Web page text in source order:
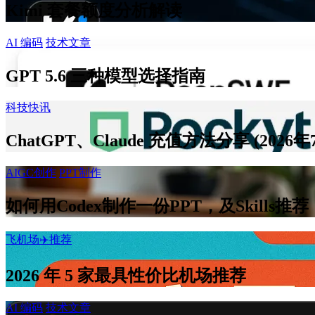
Kimi 套餐额度分析解读
AI 编码 技术文章
GPT 5.6 三种模型选择指南
科技快讯
ChatGPT、Claude 充值方法分享 (2026年
AIGC创作 PPT制作
如何用Codex制作一份PPT，及Skills推荐
飞机场✈️推荐
2026 年 5 家最具性价比机场推荐
AI 编码 技术文章